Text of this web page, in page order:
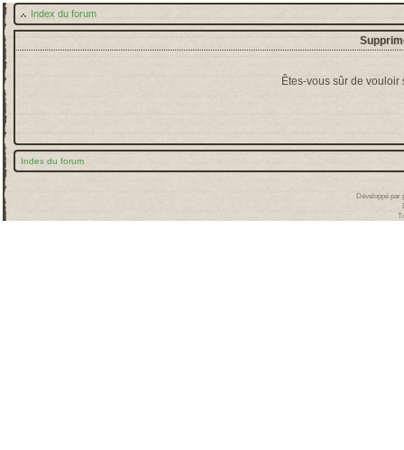
Index du forum
Êtes-vous sûr de
Index du forum
Développé par